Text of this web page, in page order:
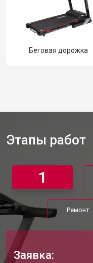
Беговая дорожка
Этапы работ
1
Ремонт
Заявка: